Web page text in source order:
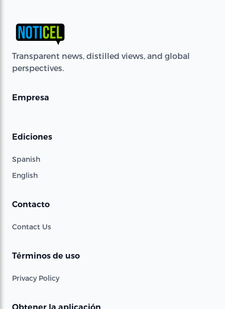
Transparent news, distilled views, and global
perspectives.
Empresa
Ediciones
Spanish
English
Contacto
Contact Us
Términos de uso
Privacy Policy